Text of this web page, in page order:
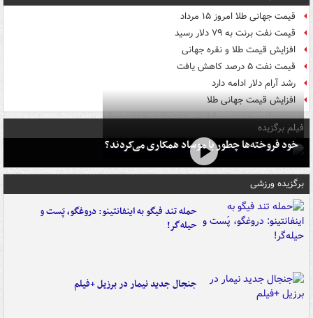
قیمت جهانی طلا امروز ۱۵ مرداد
قیمت نفت برنت به ۷۹ دلار رسید
افزایش قیمت طلا و نقره جهانی
قیمت نفت ۵ درصد کاهش یافت
رشد آرام دلار ادامه دارد
افزایش قیمت جهانی طلا
فیلم برگزیده
خود فروخته‌ها چطور با موساد همکاری می‌کردند؟
برگزیده ورزشی
حمله تند فیگو به اینفانتینو: دروغگو، پَست‌ و
حیله‌گر!
جنجال جدید نیمار در برزیل +فیلم